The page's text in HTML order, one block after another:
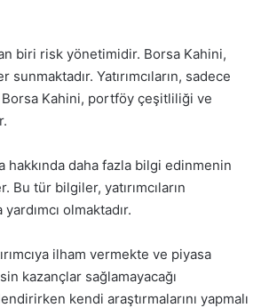
biri risk yönetimidir. Borsa Kahini,
Yatırımcıların, sadece
Kahini, portföy çeşitliliği ve
hakkında daha fazla bilgi edinmenin
tür bilgiler, yatırımcıların
olmaktadır.
ilham vermekte ve piyasa
kazançlar sağlamayacağı
kendi araştırmalarını yapmalı